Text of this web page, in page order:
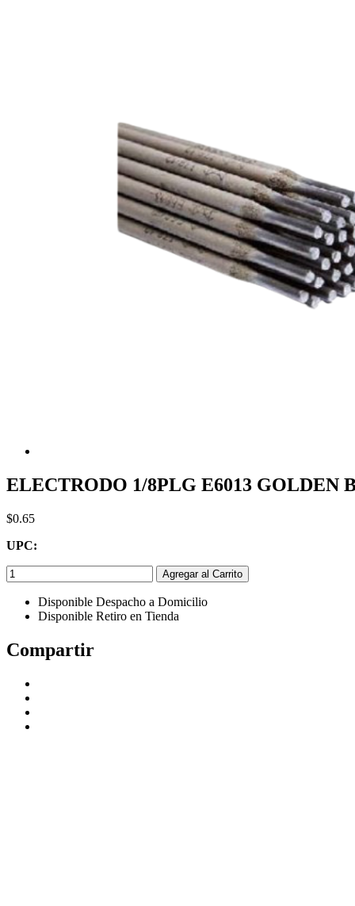
ELECTRODO 1/8PLG E6013 GOLDEN
$0.65
UPC:
Agregar al Carrito
Disponible Despacho a Domicilio
Disponible Retiro en Tienda
Compartir